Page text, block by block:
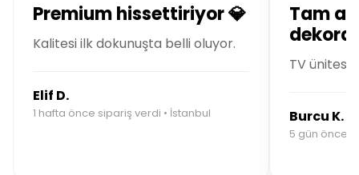
Premium hissettiriyor 💎
Kalitesi ilk dokunuşta belli oluyor.
Elif D.
1 hafta önce sipariş verdi • İstanbul
Tam
TV
Burcu K.
5 gün önce